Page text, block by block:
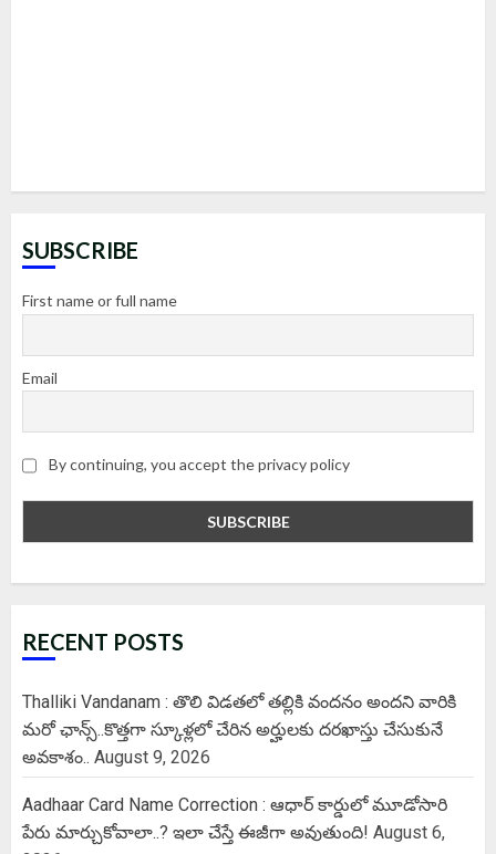
SUBSCRIBE
First name or full name
Email
By continuing, you accept the privacy policy
RECENT POSTS
Thalliki Vandanam : తొలి విడతలో తల్లికి వందనం అందని వారికి
మరో ఛాన్స్..కొత్తగా స్కూళ్లలో చేరిన అర్హులకు దరఖాస్తు చేసుకునే
అవకాశం.. August 9, 2026
Aadhaar Card Name Correction : ఆధార్ కార్డులో మూడోసారి
పేరు మార్చుకోవాలా..? ఇలా చేస్తే ఈజీగా అవుతుంది! August 6,